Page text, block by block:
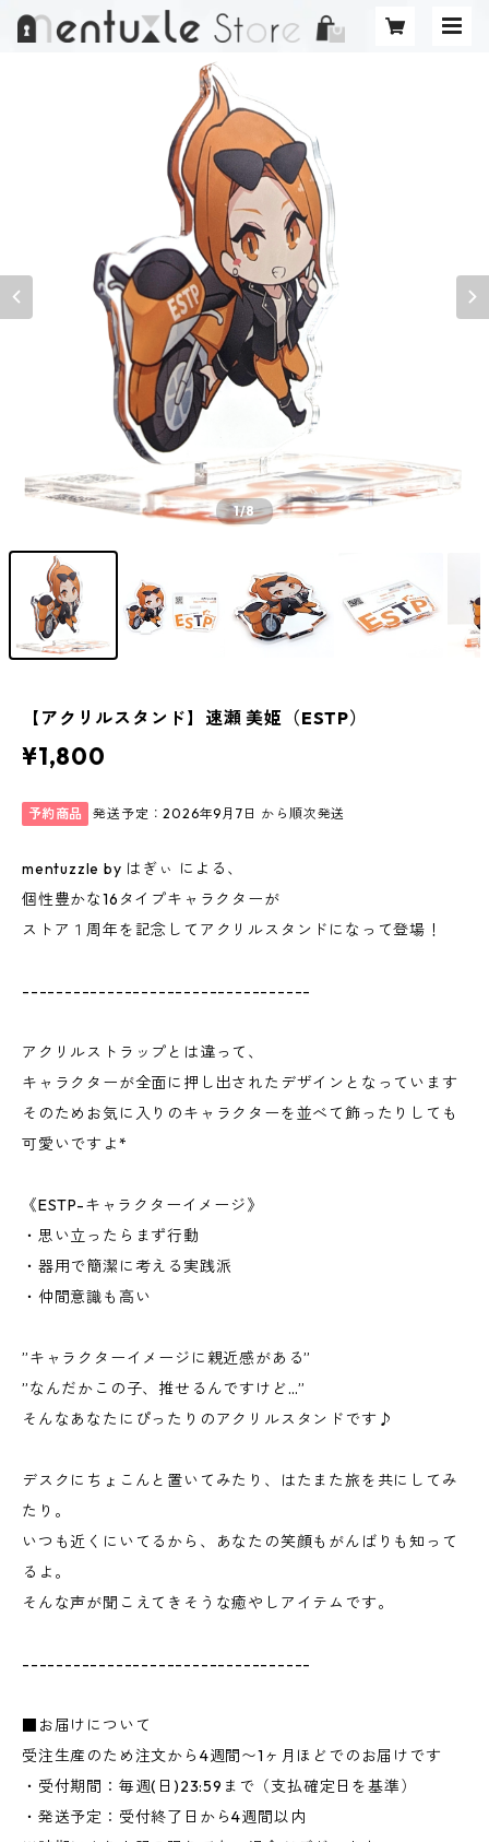
1/8
【アクリルスタンド】速瀬 美姫（ESTP）
¥1,800
予約商品 発送予定：2026年9月7日 から順次発送
mentuzzle by はぎぃ による、
個性豊かな16タイプキャラクターが
ストア１周年を記念してアクリルスタンドになって登場！
----------------------------------
アクリルストラップとは違って、
キャラクターが全面に押し出されたデザインとなっています
そのためお気に入りのキャラクターを並べて飾ったりしても
可愛いですよ*
《ESTP-キャラクターイメージ》
・思い立ったらまず行動
・器用で簡潔に考える実践派
・仲間意識も高い
”キャラクターイメージに親近感がある”
”なんだかこの子、推せるんですけど…”
そんなあなたにぴったりのアクリルスタンドです♪
デスクにちょこんと置いてみたり、はたまた旅を共にしてみ
たり。
いつも近くにいてるから、あなたの笑顔もがんばりも知って
るよ。
そんな声が聞こえてきそうな癒やしアイテムです。
----------------------------------
■お届けについて
受注生産のため注文から4週間〜1ヶ月ほどでのお届けです
・受付期間：毎週(日)23:59まで（支払確定日を基準）
・発送予定：受付終了日から4週間以内